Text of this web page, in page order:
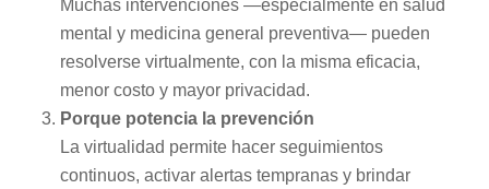
Muchas intervenciones —especialmente en salud
mental y medicina general preventiva— pueden
resolverse virtualmente, con la misma eficacia,
menor costo y mayor privacidad.
Porque potencia la prevención
La virtualidad permite hacer seguimientos
continuos, activar alertas tempranas y brindar